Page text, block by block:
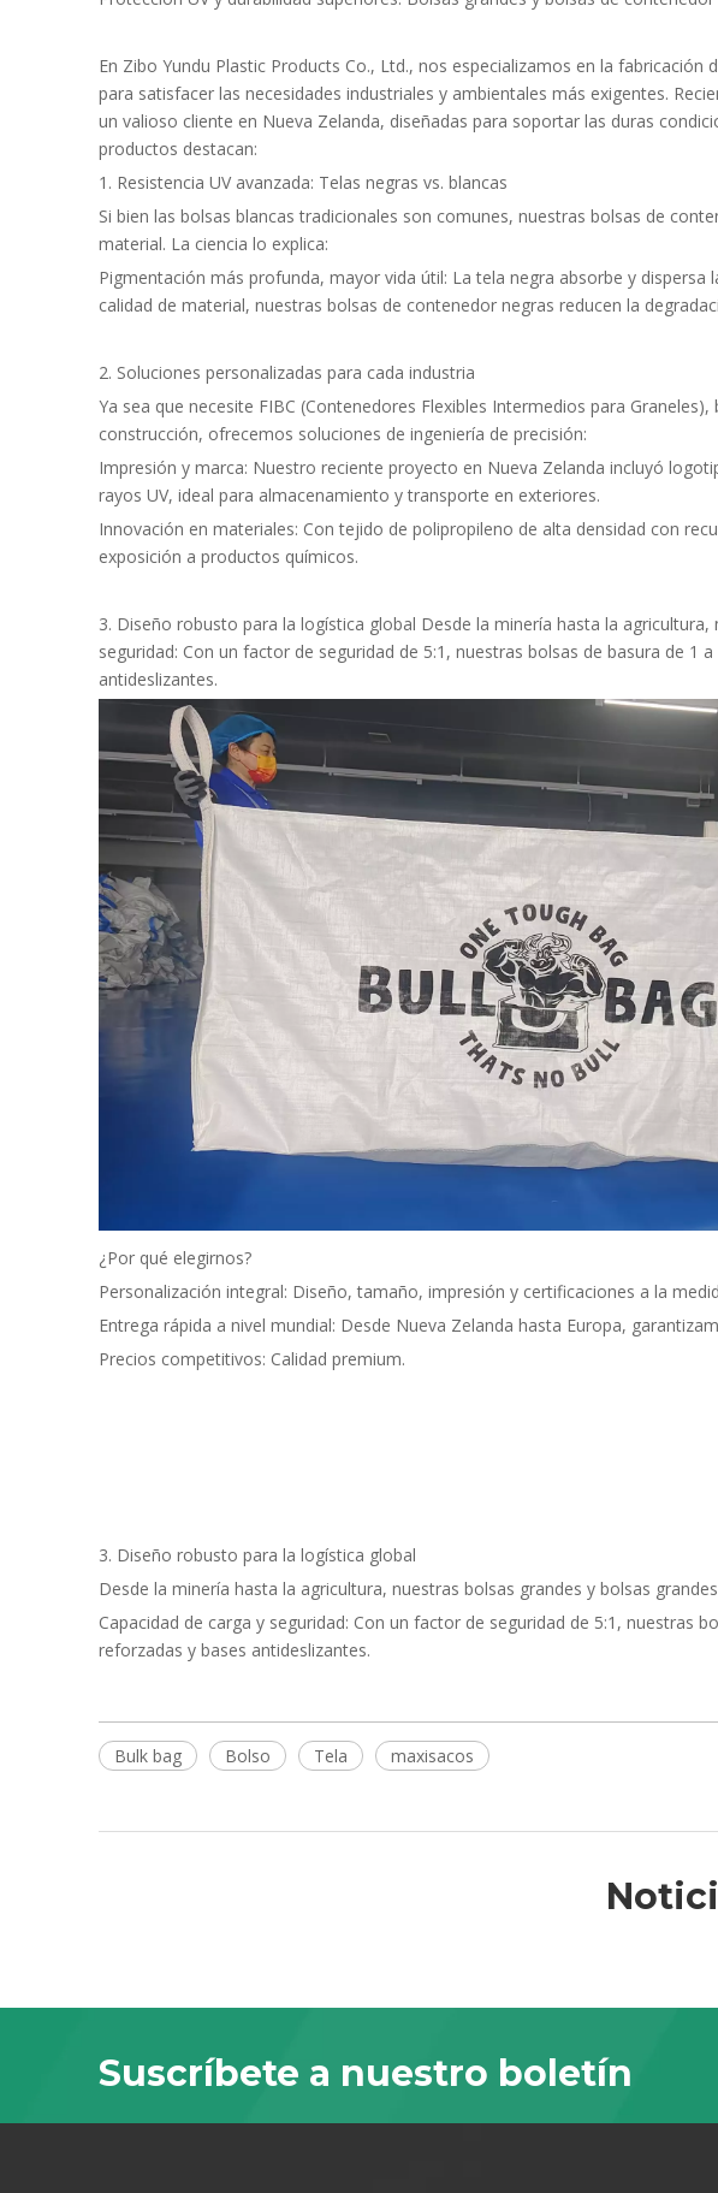
En Zibo Yundu Plastic Products Co., Ltd., nos especializamos en la
para satisfacer las necesidades industriales y ambientales más exigentes.
un valioso cliente en Nueva Zelanda, diseñadas para soportar las duras
productos destacan:
1. Resistencia UV avanzada: Telas negras vs. blancas
Si bien las bolsas blancas tradicionales son comunes, nuestras bolsas de
material. La ciencia lo explica:
Pigmentación más profunda, mayor vida útil: La tela negra absorbe y
calidad de material, nuestras bolsas de contenedor negras reducen la
2. Soluciones personalizadas para cada industria
Ya sea que necesite FIBC (Contenedores Flexibles Intermedios para
construcción, ofrecemos soluciones de ingeniería de precisión:
Impresión y marca: Nuestro reciente proyecto en Nueva Zelanda incluyó
rayos UV, ideal para almacenamiento y transporte en exteriores.
Innovación en materiales: Con tejido de polipropileno de alta densidad con
exposición a productos químicos.
3. Diseño robusto para la logística global Desde la minería hasta la
seguridad: Con un factor de seguridad de 5:1, nuestras bolsas de basura de
antideslizantes.
¿Por qué elegirnos?
Personalización integral: Diseño, tamaño, impresión y certificaciones a la
Entrega rápida a nivel mundial: Desde Nueva Zelanda hasta Europa,
Precios competitivos: Calidad premium.
3. Diseño robusto para la logística global
Desde la minería hasta la agricultura, nuestras bolsas grandes y bolsas
Capacidad de carga y seguridad: Con un factor de seguridad de 5:1,
reforzadas y bases antideslizantes.
Bulk bag Bolso Tela maxisacos
Suscríbete a nuestro boletín